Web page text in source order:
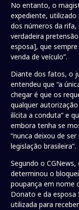
No entanto, o
expediente, utilizado
dos números da rifa,
verdadeira
esposa], que
venda de veículo”.
Diante dos fatos, o
entendeu que “a
chegar é que os
qualquer
ilícita a conduta” e
embora tenha se
“nunca deixou de
legislação brasileira”.
Segundo o
determinou o
poupança em nome
Donato e da esposa
utilizada para